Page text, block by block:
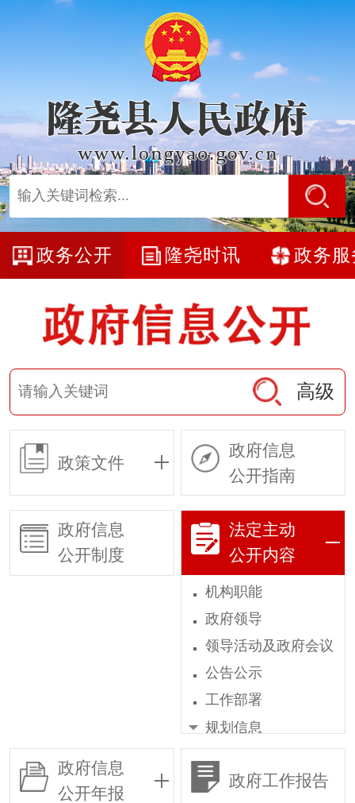
政务公开 隆尧时讯 政务服
高级
政策文件
政府信息
公开指南
政府信息
公开制度
法定主动
公开内容
机构职能
政府领导
领导活动及政府会议
公告公示
工作部署
规划信息
国民经济发展规
政府信息
公开年报
政府工作报告